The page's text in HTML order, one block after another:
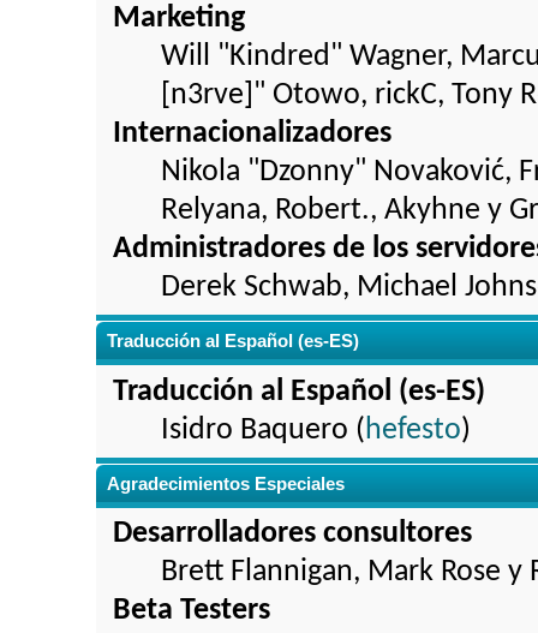
Marketing
Will "Kindred" Wagner,
[n3rve]" Otowo, rickC, Tony
Internacionalizadores
Nikola "Dzonny" Novaković,
Relyana, Robert., Akyhne y
Administradores de los
Derek Schwab, Michael
Traducción al Español (es-ES)
Traducción al Español (es-ES)
Isidro Baquero ( hefesto)
Agradecimientos Especiales
Desarrolladores consultores
Brett Flannigan, Mark Rose
Beta Testers